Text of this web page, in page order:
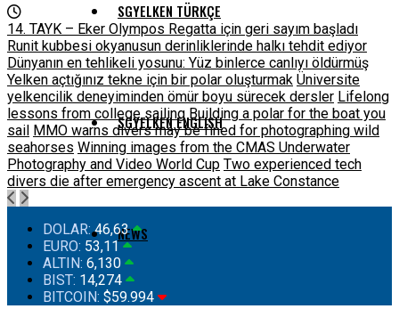
SGYELKEN TÜRKÇE
SGYELKEN ENGLISH
NEWS
14. TAYK – Eker Olympos Regatta için geri sayım başladı
Runit kubbesi okyanusun derinliklerinde halkı tehdit ediyor
Dünyanın en tehlikeli yosunu: Yüz binlerce canlıyı öldürmüş
Yelken açtığınız tekne için bir polar oluşturmak Üniversite
yelkencilik deneyiminden ömür boyu sürecek dersler Lifelong
lessons from college sailing Building a polar for the boat you
sail MMO warns divers may be fined for photographing wild
seahorses Winning images from the CMAS Underwater
Photography and Video World Cup Two experienced tech
divers die after emergency ascent at Lake Constance
DOLAR: 46,63
EURO: 53,11
ALTIN: 6,130
BIST: 14,274
BITCOIN: $59.994